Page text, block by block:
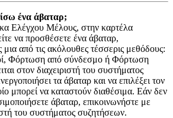
ένα άβαταρ;
Ελέγχου Μέλους, στην καρτέλα
να προσθέσετε ένα άβαταρ,
μια από τις ακόλουθες τέσσερις μεθόδους:
Φόρτωση από σύνδεσμο ή Φόρτωση
στον διαχειριστή του συστήματος
τα άβαταρ και να επιλέξει τον
μπορεί να καταστούν διαθέσιμα. Εάν δεν
άβαταρ, επικοινωνήστε με
του συστήματος συζητήσεων.